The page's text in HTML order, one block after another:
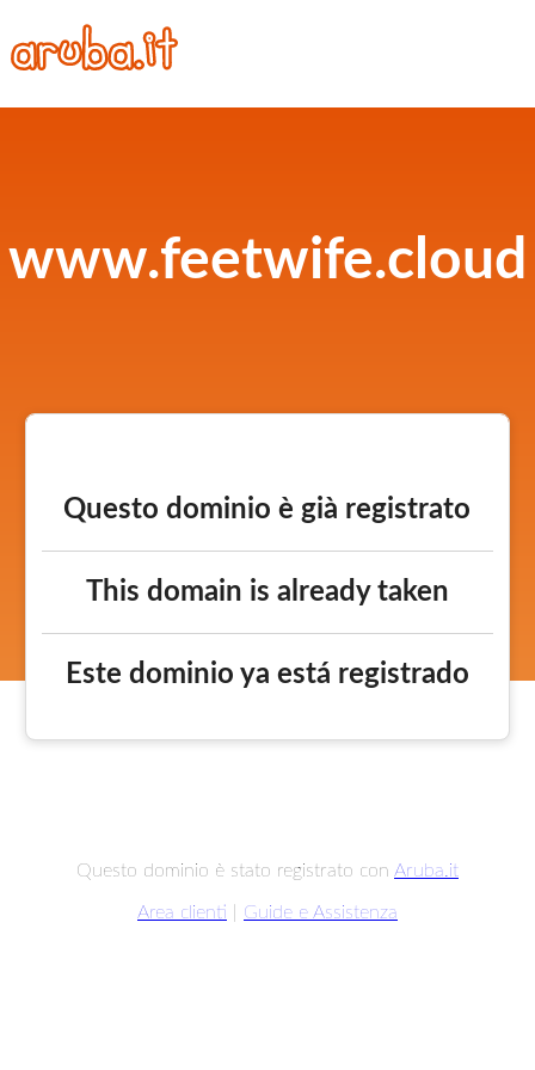
www.feetwife.cloud
Questo dominio è già registrato
This domain is already taken
Este dominio ya está registrado
Questo dominio è stato registrato con Aruba.it
Area clienti Guide e Assistenza